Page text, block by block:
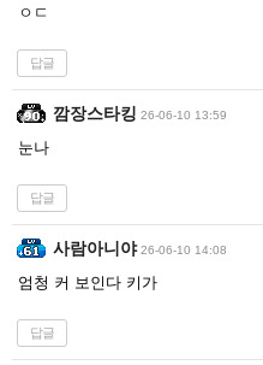
ㅇㄷ
답글
깜장스타킹 26-06-10 13:59
눈나
답글
사람아니야 26-06-10 14:08
엄청 커 보인다 키가
답글